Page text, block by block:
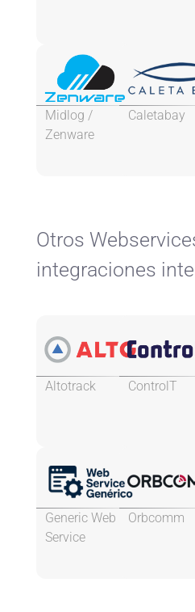
Midlog /
Zenware
Caletabay
Otros
integraciones
Altotrack ControlT
Generic Web
Service
Orbcomm